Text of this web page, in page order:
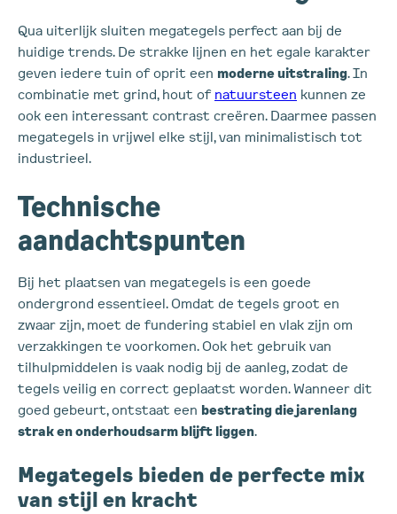
Qua uiterlijk sluiten megategels perfect aan bij de
huidige trends. De strakke lijnen en het egale karakter
geven iedere tuin of oprit een moderne uitstraling. In
combinatie met grind, hout of natuursteen kunnen ze
ook een interessant contrast creëren. Daarmee passen
megategels in vrijwel elke stijl, van minimalistisch tot
industrieel.
Technische
aandachtspunten
Bij het plaatsen van megategels is een goede
ondergrond essentieel. Omdat de tegels groot en
zwaar zijn, moet de fundering stabiel en vlak zijn om
verzakkingen te voorkomen. Ook het gebruik van
tilhulpmiddelen is vaak nodig bij de aanleg, zodat de
tegels veilig en correct geplaatst worden. Wanneer dit
goed gebeurt, ontstaat een bestrating die jarenlang
strak en onderhoudsarm blijft liggen.
Megategels bieden de perfecte mix
van stijl en kracht